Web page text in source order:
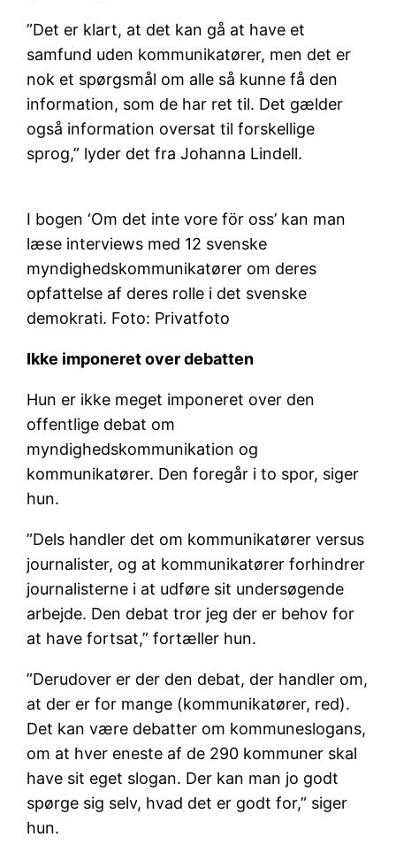
”Det er klart, at det kan gå at have et
samfund uden kommunikatører, men det er
nok et spørgsmål om alle så kunne få den
information, som de har ret til. Det gælder
også information oversat til forskellige
sprog,” lyder det fra Johanna Lindell.
I bogen ‘Om det inte vore för oss’ kan man
læse interviews med 12 svenske
myndighedskommunikatører om deres
opfattelse af deres rolle i det svenske
demokrati. Foto: Privatfoto
Ikke imponeret over debatten
Hun er ikke meget imponeret over den
offentlige debat om
myndighedskommunikation og
kommunikatører. Den foregår i to spor, siger
hun.
”Dels handler det om kommunikatører versus
journalister, og at kommunikatører forhindrer
journalisterne i at udføre sit undersøgende
arbejde. Den debat tror jeg der er behov for
at have fortsat,” fortæller hun.
”Derudover er der den debat, der handler om,
at der er for mange (kommunikatører, red).
Det kan være debatter om kommuneslogans,
om at hver eneste af de 290 kommuner skal
have sit eget slogan. Der kan man jo godt
spørge sig selv, hvad det er godt for,” siger
hun.